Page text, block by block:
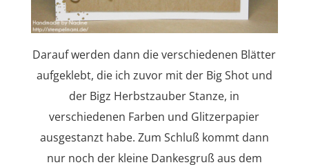
Darauf werden dann die verschiedenen Blätter
aufgeklebt, die ich zuvor mit der Big Shot und
der Bigz Herbstzauber Stanze, in
verschiedenen Farben und Glitzerpapier
ausgestanzt habe. Zum Schluß kommt dann
nur noch der kleine Dankesgruß aus dem